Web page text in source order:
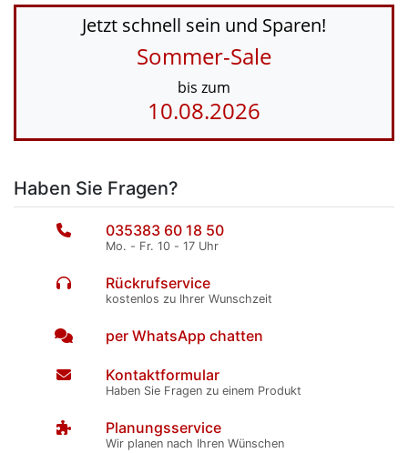
Jetzt schnell sein und Sparen!
Sommer-Sale
bis zum
10.08.2026
Haben Sie Fragen?
035383 60 18 50
Mo. - Fr. 10 - 17 Uhr
Rückrufservice
kostenlos zu Ihrer Wunschzeit
per WhatsApp chatten
Kontaktformular
Haben Sie Fragen zu einem Produkt
Planungsservice
Wir planen nach Ihren Wünschen